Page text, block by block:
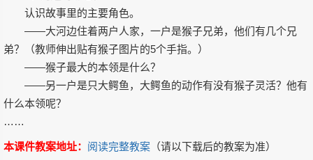
认识故事里的主要角色。
——大河边住着两户人家，一户是猴子兄弟，他们有几个兄
弟？（教师伸出贴有猴子图片的5个手指。）
——猴子最大的本领是什么？
——另一户是只大鳄鱼，大鳄鱼的动作有没有猴子灵活？他有
什么本领呢？
……
本课件教案地址： 阅读完整教案 （请以下载后的教案为准）